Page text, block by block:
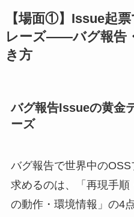
【場面①】Issue起
レーズ——バグ報告
き方
バグ報告Issueの黄金
ーズ
バグ報告で世界中の
求めるのは、「再現手
の動作・環境情報」の4